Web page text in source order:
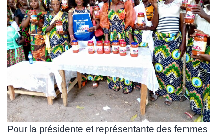
Pour la présidente et représentante des femmes